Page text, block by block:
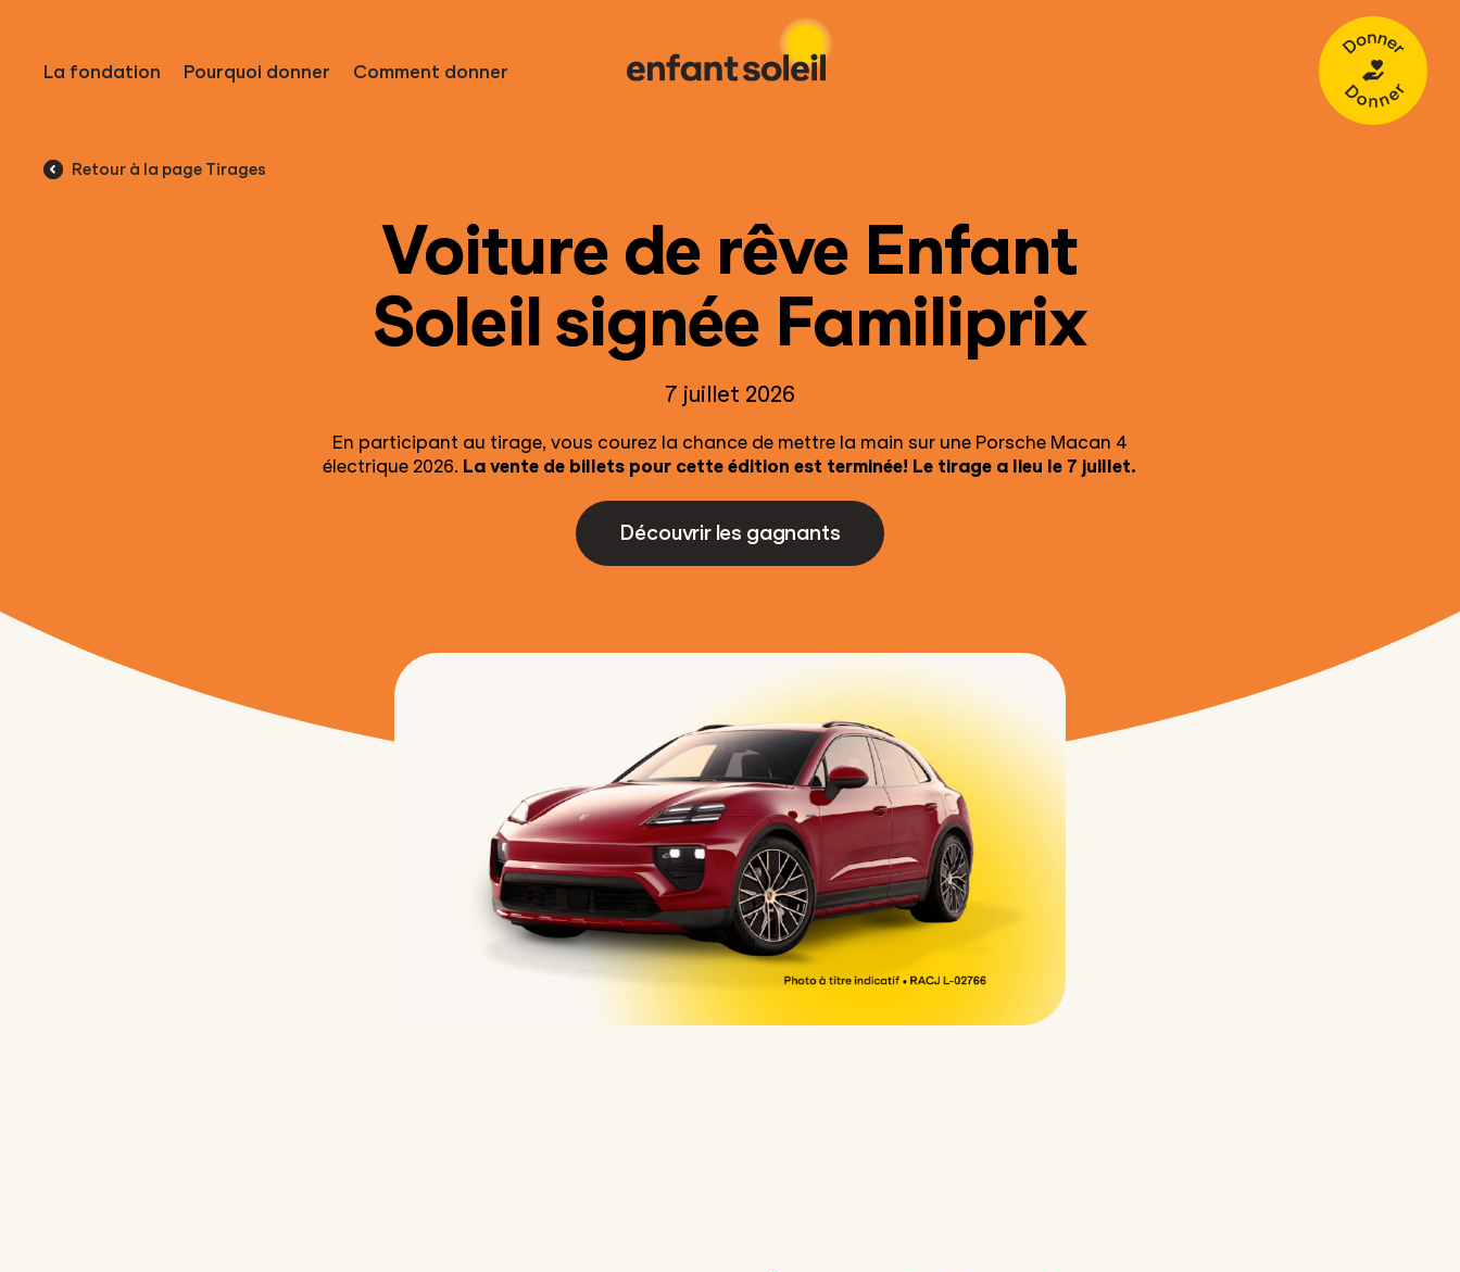
La fondation Pourquoi donner Comment donner Donner
Retour à la page Tirages
Voiture de rêve Enfant
Soleil signée Familiprix
7 juillet 2026
En participant au tirage, vous courez la chance de mettre la main sur une Porsche Macan 4
électrique 2026. La vente de billets pour cette édition est terminée! Le tirage a lieu le 7 juillet.
Découvrir les gagnants